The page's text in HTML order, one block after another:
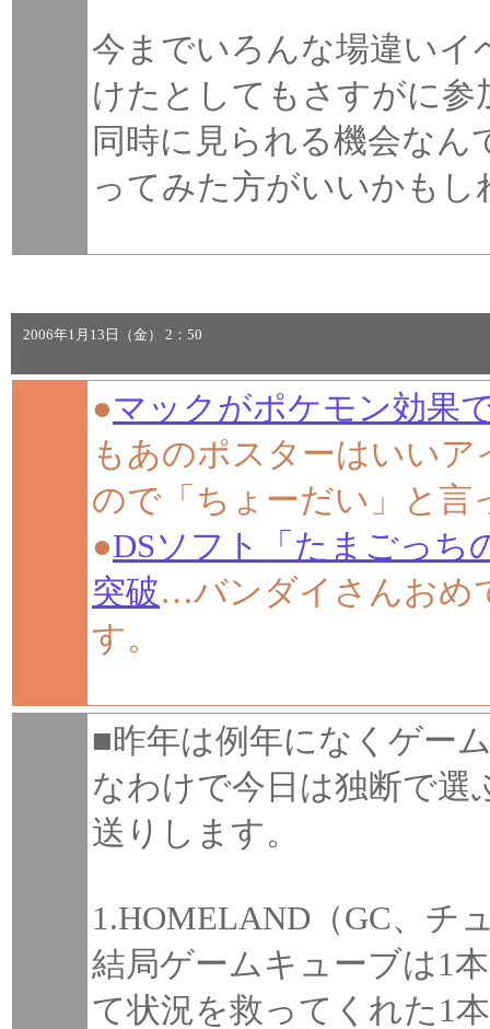
今までいろんな場違い
けたとしてもさすがに
同時に見られる機会な
ってみた方がいいかもし
2006年1月13日（金） 2：50
●マックがポケモン効果
もあのポスターはいい
ので「ちょーだい」と
●DSソフト「たまごっち
突破…バンダイさんおめ
す。
■昨年は例年になくゲー
なわけで今日は独断で選
送りします。
1.HOMELAND（GC、チ
結局ゲームキューブは1
て状況を救ってくれた1